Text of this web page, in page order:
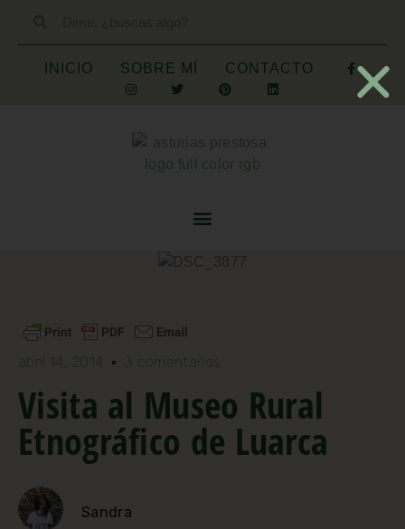
INICIO SOBRE MÍ CONTACTO
Visita al Museo Rural
Etnográfico de Luarca
Sandra